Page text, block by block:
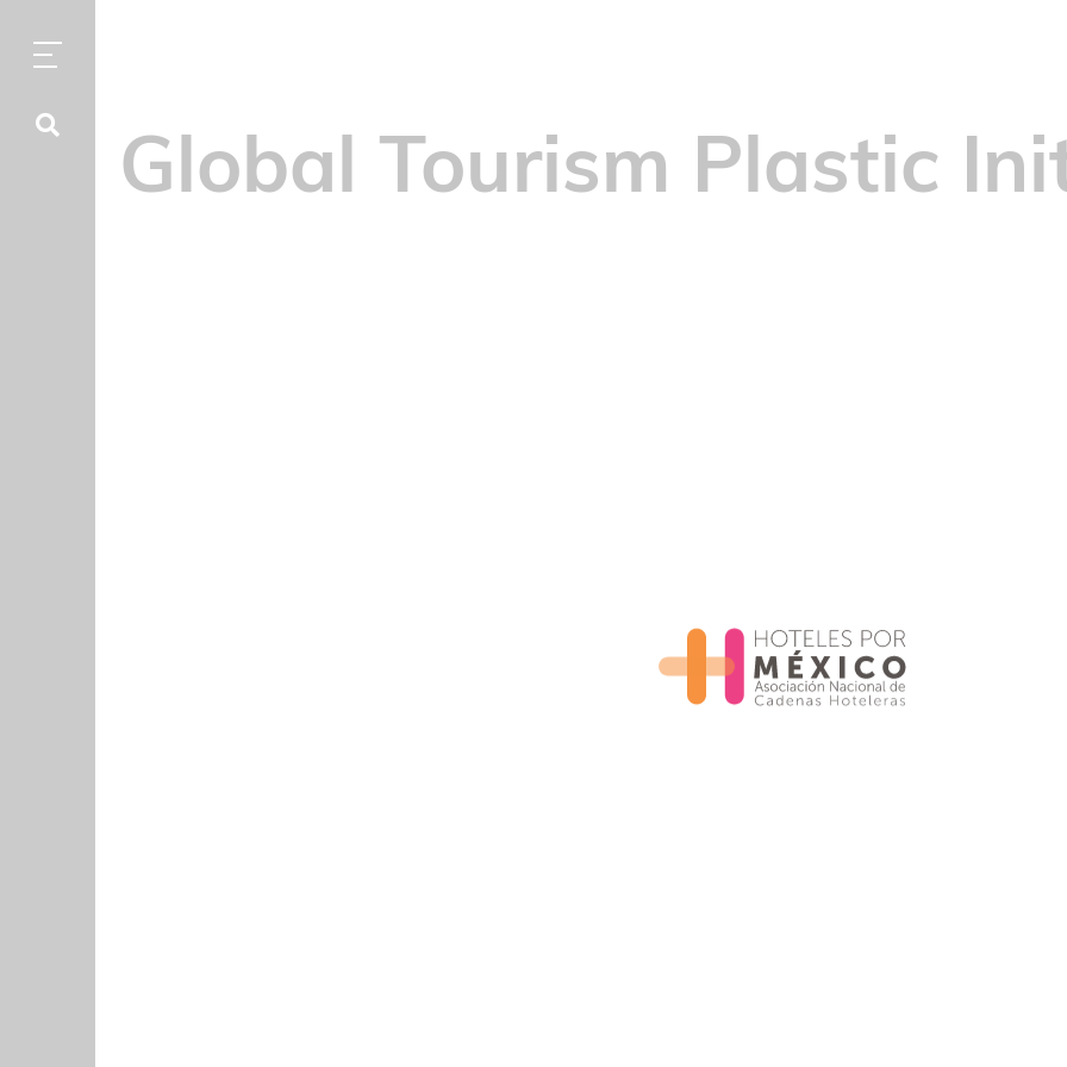
Global Tourism Plastic